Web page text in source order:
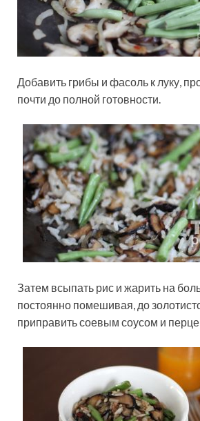
Добавить грибы и фасоль к луку,
почти до полной готовности.
Затем всыпать рис и жарить на
постоянно помешивая, до
приправить соевым соусом и